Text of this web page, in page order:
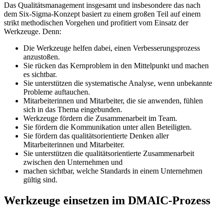
Das Qualitätsmanagement insgesamt und insbesondere das nach
dem Six-Sigma-Konzept basiert zu einem großen Teil auf einem
strikt methodischen Vorgehen und profitiert vom Einsatz der
Werkzeuge. Denn:
Die Werkzeuge helfen dabei, einen Verbesserungsprozess
anzustoßen.
Sie rücken das Kernproblem in den Mittelpunkt und machen
es sichtbar.
Sie unterstützen die systematische Analyse, wenn unbekannte
Probleme auftauchen.
Mitarbeiterinnen und Mitarbeiter, die sie anwenden, fühlen
sich in das Thema eingebunden.
Werkzeuge fördern die Zusammenarbeit im Team.
Sie fördern die Kommunikation unter allen Beteiligten.
Sie fördern das qualitätsorientierte Denken aller
Mitarbeiterinnen und Mitarbeiter.
Sie unterstützen die qualitätsorientierte Zusammenarbeit
zwischen den Unternehmen und
machen sichtbar, welche Standards in einem Unternehmen
gültig sind.
Werkzeuge einsetzen im DMAIC-Prozess